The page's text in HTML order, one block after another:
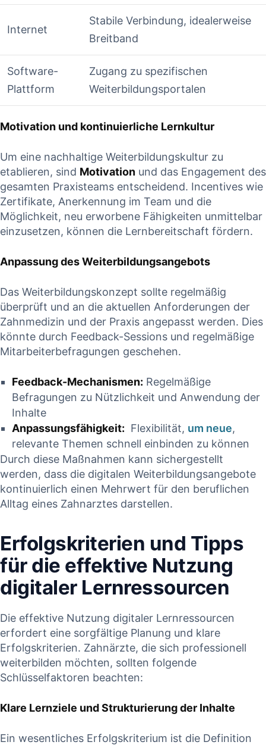
Internet
Stabile⁢ Verbindung, idealerweise
Breitband
Software-
Plattform
Zugang zu spezifischen
Weiterbildungsportalen
Motivation und kontinuierliche Lernkultur
Um eine nachhaltige Weiterbildungskultur zu
etablieren, sind Motivation und ​das Engagement des
gesamten Praxisteams entscheidend. Incentives wie
Zertifikate, Anerkennung im Team und die
Möglichkeit, neu erworbene Fähigkeiten unmittelbar
einzusetzen, ⁣können die ‍Lernbereitschaft⁤ fördern.
Anpassung des Weiterbildungsangebots
Das Weiterbildungskonzept ‌sollte regelmäßig
überprüft und an die aktuellen Anforderungen der
Zahnmedizin und der Praxis angepasst werden. ‍Dies
könnte durch Feedback-Sessions und regelmäßige
Mitarbeiterbefragungen geschehen.
Feedback-Mechanismen: Regelmäßige
Befragungen zu Nützlichkeit und Anwendung der
Inhalte
Anpassungsfähigkeit: ⁤ Flexibilität, um neue,
relevante Themen schnell einbinden⁤ zu können
Durch diese‌ Maßnahmen kann sichergestellt
werden, dass die digitalen ‍Weiterbildungsangebote
kontinuierlich einen Mehrwert für den beruflichen
Alltag eines Zahnarztes darstellen.
Erfolgskriterien und Tipps
für die effektive Nutzung
digitaler Lernressourcen
Die effektive Nutzung digitaler Lernressourcen
erfordert eine sorgfältige Planung und klare
Erfolgskriterien. Zahnärzte, die sich professionell
weiterbilden möchten, sollten folgende
Schlüsselfaktoren beachten:
Klare Lernziele und Strukturierung der Inhalte
Ein wesentliches Erfolgskriterium ist die⁣ Definition